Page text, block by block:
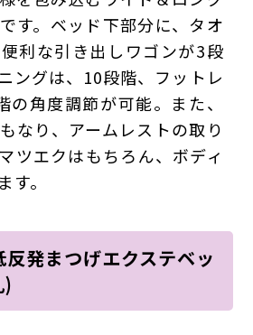
す。ベッド下部分に、タオ
利な引き出しワゴンが3段
ングは、10段階、フットレ
の角度調節が可能。また、
なり、アームレストの取り
ツエクはもちろん、ボディ
。
発まつげエクステベッ
)